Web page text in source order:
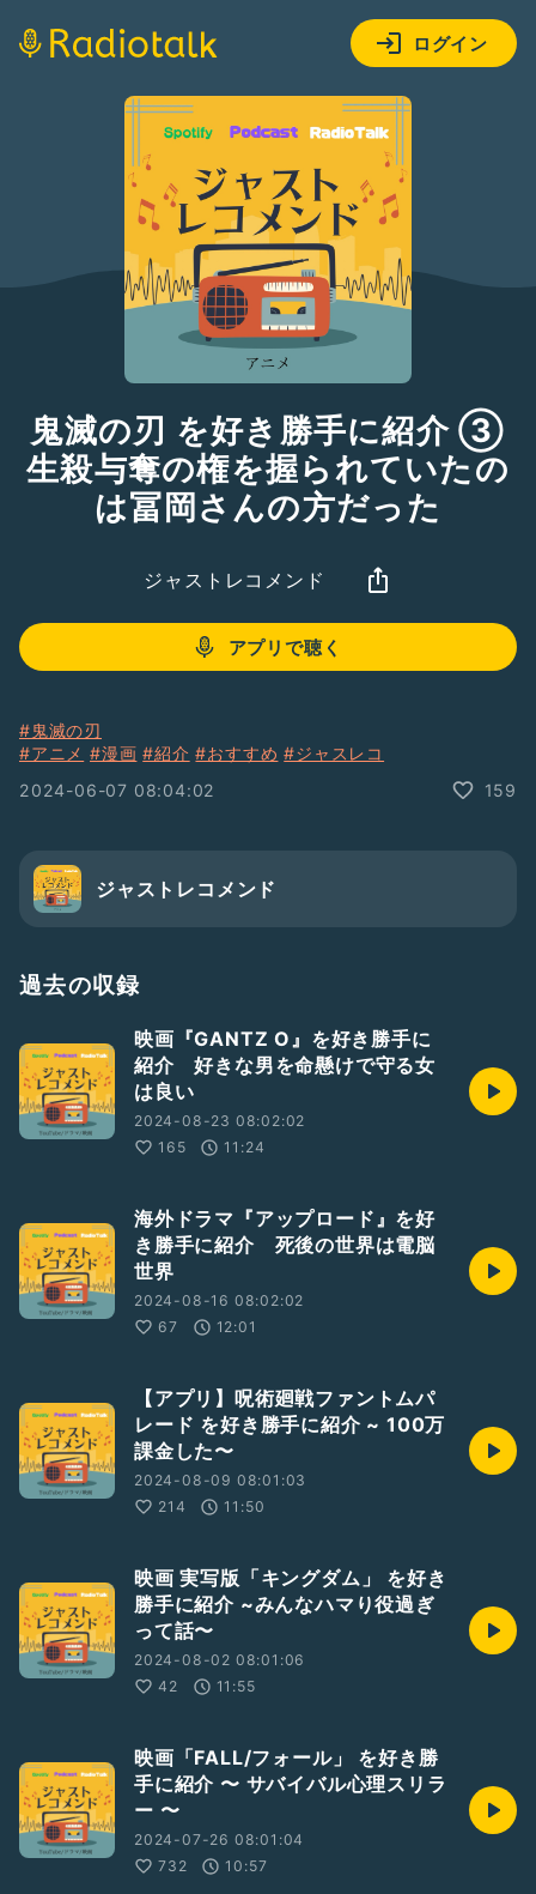
ログイン
鬼滅の刃 を好き勝手に紹介 ③
生殺与奪の権を握られていたの
は冨岡さんの方だった
ジャストレコメンド
アプリで聴く
#鬼滅の刃
#アニメ #漫画 #紹介 #おすすめ #ジャスレコ
2024-06-07 08:04:02
159
ジャストレコメンド
過去の収録
映画『GANTZ O』を好き勝手に
紹介 好きな男を命懸けで守る女
は良い
2024-08-23 08:02:02
165
11:24
海外ドラマ『アップロード』を好
き勝手に紹介 死後の世界は電脳
世界
2024-08-16 08:02:02
67
12:01
【アプリ】呪術廻戦ファントムパ
レード を好き勝手に紹介 ~ 100万
課金した〜
2024-08-09 08:01:03
214
11:50
映画 実写版「キングダム」 を好き
勝手に紹介 ~みんなハマり役過ぎ
って話〜
2024-08-02 08:01:06
42
11:55
映画「FALL/フォール」 を好き勝
手に紹介 〜 サバイバル心理スリラ
ー 〜
2024-07-26 08:01:04
732
10:57